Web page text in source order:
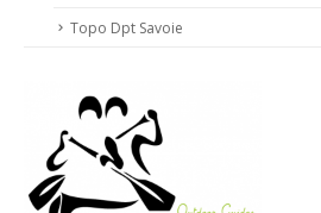
Topo Dpt Savoie